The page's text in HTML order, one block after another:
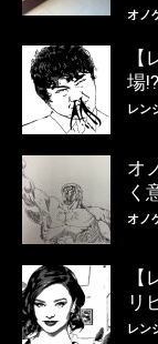
オノ
場
レン
オ
く
オノ
リ
レン